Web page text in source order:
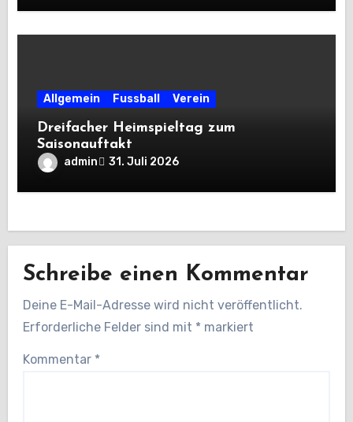
Allgemein Fussball Verein
Dreifacher Heimspieltag zum
Saisonauftakt
admin 31. Juli 2026
Schreibe einen Kommentar
Deine E-Mail-Adresse wird nicht veröffentlicht.
Erforderliche Felder sind mit * markiert
Kommentar *